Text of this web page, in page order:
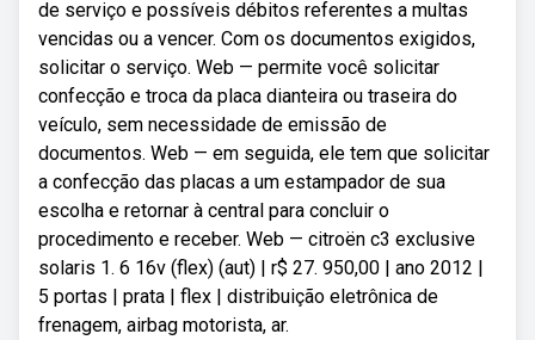
de serviço e possíveis débitos referentes a multas
vencidas ou a vencer. Com os documentos exigidos,
solicitar o serviço. Web — permite você solicitar
confecção e troca da placa dianteira ou traseira do
veículo, sem necessidade de emissão de
documentos. Web — em seguida, ele tem que solicitar
a confecção das placas a um estampador de sua
escolha e retornar à central para concluir o
procedimento e receber. Web — citroën c3 exclusive
solaris 1. 6 16v (flex) (aut) | r$ 27. 950,00 | ano 2012 |
5 portas | prata | flex | distribuição eletrônica de
frenagem, airbag motorista, ar.